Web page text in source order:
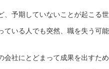
予期していないことが起こる
いる人でも突然、職を失う可
会社にとどまって成果を出すた